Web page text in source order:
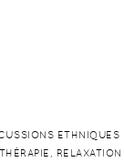
ETHNIQUES
RELAXATION